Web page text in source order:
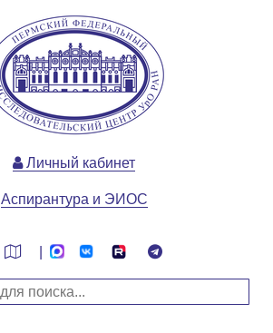
Личный кабинет
Аспирантура и ЭИОС